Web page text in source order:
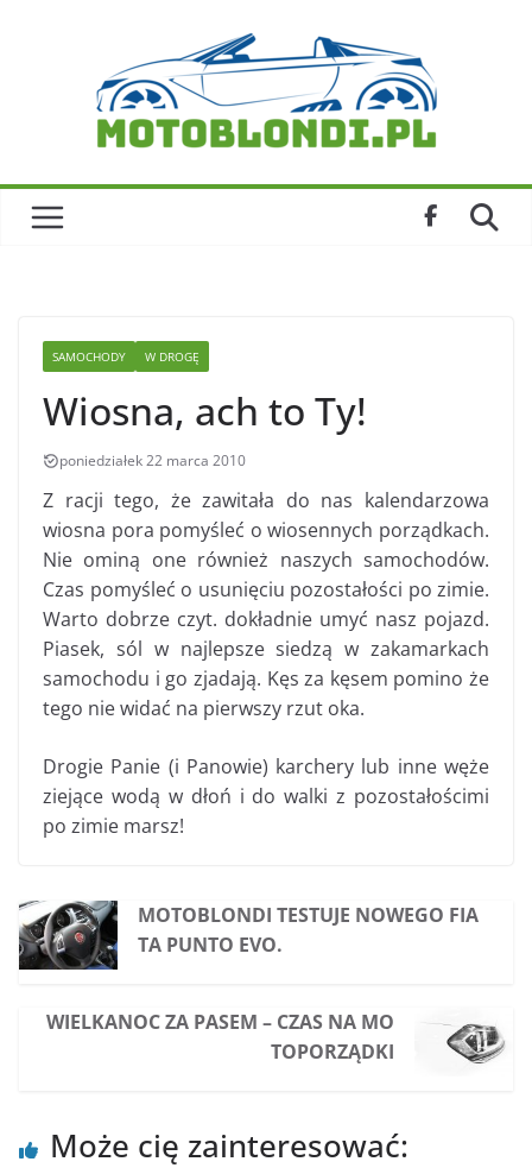
SAMOCHODY W DROGĘ
Wiosna, ach to Ty!
poniedziałek 22 marca 2010
Z racji tego, że zawitała do nas kalendarzowa
wiosna pora pomyśleć o wiosennych porządkach.
Nie ominą one również naszych samochodów.
Czas pomyśleć o usunięciu pozostałości po zimie.
Warto dobrze czyt. dokładnie umyć nasz pojazd.
Piasek, sól w najlepsze siedzą w zakamarkach
samochodu i go zjadają. Kęs za kęsem pomino że
tego nie widać na pierwszy rzut oka.
Drogie Panie (i Panowie) karchery lub inne węże
ziejące wodą w dłoń i do walki z pozostałościmi
po zimie marsz!
MOTOBLONDI TESTUJE NOWEGO FIA
TA PUNTO EVO.
WIELKANOC ZA PASEM – CZAS NA MO
TOPORZĄDKI
Może cię zainteresować: